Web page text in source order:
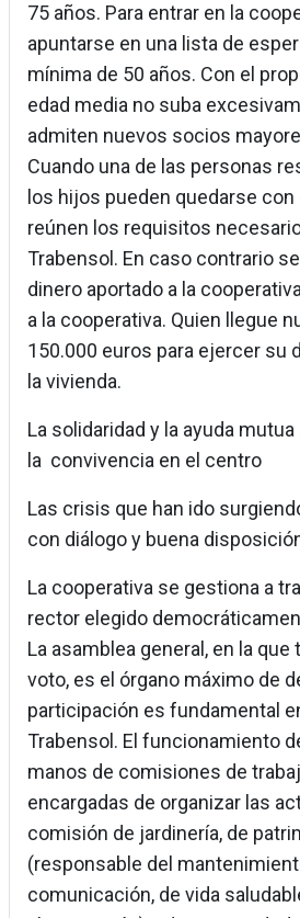
75 años. Para entrar en la
apuntarse en una lista de
mínima de 50 años. Con el
edad media no suba
admiten nuevos socios
Cuando una de las personas
los hijos pueden quedarse
reúnen los requisitos
Trabensol. En caso contrario
dinero aportado a la
a la cooperativa. Quien llegue
150.000 euros para ejercer su
la vivienda.
La solidaridad y la ayuda
la convivencia en el centro
Las crisis que han ido
con diálogo y buena
La cooperativa se gestiona a
rector elegido
La asamblea general, en la
voto, es el órgano máximo de
participación es fundamental
Trabensol. El funcionamiento
manos de comisiones de
encargadas de organizar las
comisión de jardinería, de
(responsable del
comunicación, de vida